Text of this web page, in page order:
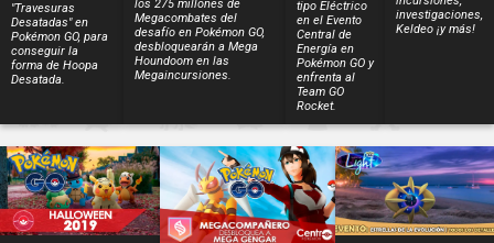
"Travesuras
Desatadas" en
Pokémon GO, para
conseguir la
forma de Hoopa
Desatada.
los 275 millones de
Megacombates del
desafío en Pokémon GO,
desbloquearán a Mega
Houndoom en las
Megaincursiones.
tipo Eléctrico
en el Evento
Central de
Energía en
Pokémon GO y
enfrenta al
Team GO
Rocket.
investigaciones,
Keldeo ¡y más!